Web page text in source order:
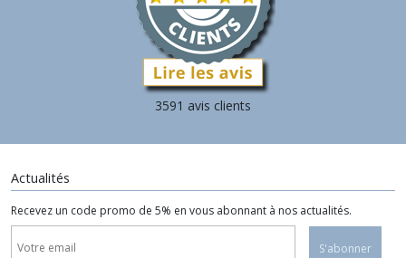
3591 avis clients
Actualités
Recevez un code promo de 5% en vous abonnant à nos actualités.
S'abonner